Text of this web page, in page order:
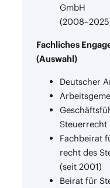
GmbH
Fach­li­ches
(Aus­wahl)
Deut­scher
Steu­er­recht
Fach­bei­rat
recht des
(seit 2001)
Bei­rat für